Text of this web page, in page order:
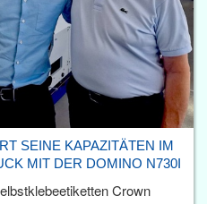
SEINE KAPAZITÄTEN IM
MIT DER DOMINO N730I
Crown